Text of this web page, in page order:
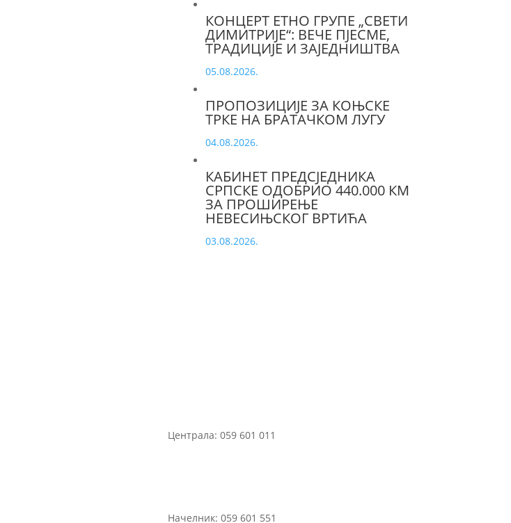
КОНЦЕРТ ЕТНО ГРУПЕ „СВЕТИ
ДИМИТРИЈЕ“: ВЕЧЕ ПЈЕСМЕ,
ТРАДИЦИЈЕ И ЗАЈЕДНИШТВА
05.08.2026.
ПРОПОЗИЦИЈЕ ЗА КОЊСКЕ
ТРКЕ НА БРАТАЧКОМ ЛУГУ
04.08.2026.
КАБИНЕТ ПРЕДСЈЕДНИКА
СРПСКЕ ОДОБРИО 440.000 КМ
ЗА ПРОШИРЕЊЕ
НЕВЕСИЊСКОГ ВРТИЋА
03.08.2026.
Централа: 059 601 011
Начелник: 059 601 551